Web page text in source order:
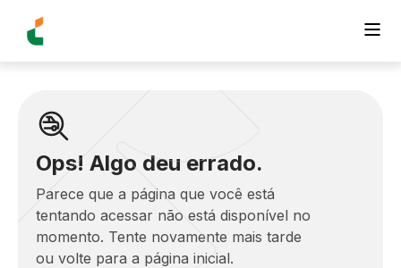
Ops! Algo deu errado.
Parece que a página que você está
tentando acessar não está disponível no
momento. Tente novamente mais tarde
ou volte para a página inicial.